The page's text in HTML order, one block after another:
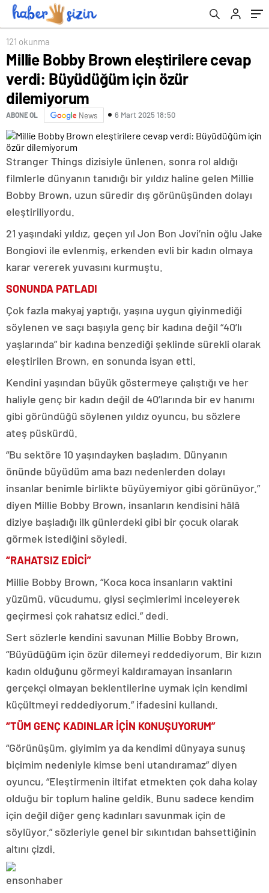
121 okunma
Millie Bobby Brown eleştirilere cevap
verdi: Büyüdüğüm için özür
dilemiyorum
ABONE OL News 6 Mart 2025 18:50
Stranger Things dizisiyle ünlenen, sonra rol aldığı
filmlerle dünyanın tanıdığı bir yıldız haline gelen Millie
Bobby Brown, uzun süredir dış görünüşünden dolayı
eleştiriliyordu.
21 yaşındaki yıldız, geçen yıl Jon Bon Jovi’nin oğlu Jake
Bongiovi ile evlenmiş, erkenden evli bir kadın olmaya
karar vererek yuvasını kurmuştu.
SONUNDA PATLADI
Çok fazla makyaj yaptığı, yaşına uygun giyinmediği
söylenen ve saçı başıyla genç bir kadına değil “40’lı
yaşlarında” bir kadına benzediği şeklinde sürekli olarak
eleştirilen Brown, en sonunda isyan etti.
Kendini yaşından büyük göstermeye çalıştığı ve her
haliyle genç bir kadın değil de 40’larında bir ev hanımı
gibi göründüğü söylenen yıldız oyuncu, bu sözlere
ateş püskürdü.
“Bu sektöre 10 yaşındayken başladım. Dünyanın
önünde büyüdüm ama bazı nedenlerden dolayı
insanlar benimle birlikte büyüyemiyor gibi görünüyor.”
diyen Millie Bobby Brown, insanların kendisini hâlâ
diziye başladığı ilk günlerdeki gibi bir çocuk olarak
görmek istediğini söyledi.
“RAHATSIZ EDİCİ”
Millie Bobby Brown, “Koca koca insanların vaktini
yüzümü, vücudumu, giysi seçimlerimi inceleyerek
geçirmesi çok rahatsız edici.” dedi.
Sert sözlerle kendini savunan Millie Bobby Brown,
“Büyüdüğüm için özür dilemeyi reddediyorum. Bir kızın
kadın olduğunu görmeyi kaldıramayan insanların
gerçekçi olmayan beklentilerine uymak için kendimi
küçültmeyi reddediyorum.” ifadesini kullandı.
“TÜM GENÇ KADINLAR İÇİN KONUŞUYORUM”
“Görünüşüm, giyimim ya da kendimi dünyaya sunuş
biçimim nedeniyle kimse beni utandıramaz” diyen
oyuncu, “Eleştirmenin iltifat etmekten çok daha kolay
olduğu bir toplum haline geldik. Bunu sadece kendim
için değil diğer genç kadınları savunmak için de
söylüyor.” sözleriyle genel bir sıkıntıdan bahsettiğinin
altını çizdi.